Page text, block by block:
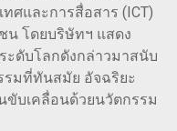
ศและการสื่อสาร (ICT)
น โดยบริษัทฯ แสดง
ดับโลกดังกล่าวมาสนับ
มที่ทันสมัย อัจฉริยะ
ขับเคลื่อนด้วยนวัตกรรม